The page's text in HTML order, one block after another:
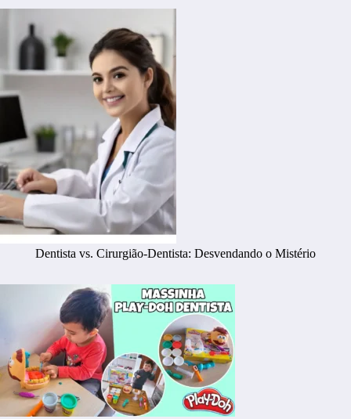
Dentista vs. Cirurgião-Dentista: Desvendando o Mistério